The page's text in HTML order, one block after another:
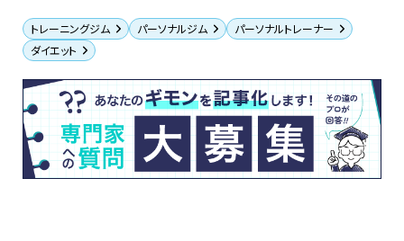
トレーニングジム パーソナルジム
パーソナルトレーナー
ダイエット